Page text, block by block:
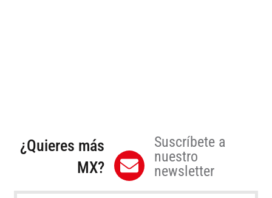
¿Quieres más
MX?
Suscríbete a
nuestro
newsletter